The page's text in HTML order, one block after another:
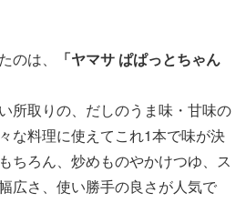
のは、
「ヤマサ ぱぱっとちゃん
所取りの、だしのうま味・甘味の
な料理に使えてこれ1本で味が決
ちろん、炒めものやかけつゆ、ス
広さ、使い勝手の良さが人気で